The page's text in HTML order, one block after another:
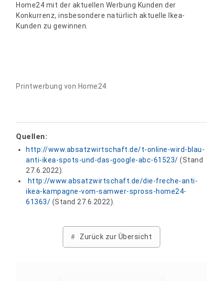
Home24 mit der aktuellen Werbung Kunden der
Konkurrenz, insbesondere natürlich aktuelle Ikea-
Kunden zu gewinnen.
Printwerbung von Home24
Quellen:
http://www.absatzwirtschaft.de/t-online-wird-blau-
anti-ikea-spots-und-das-google-abc-61523/ (Stand
27.6.2022).
http://www.absatzwirtschaft.de/die-freche-anti-
ikea-kampagne-vom-samwer-spross-home24-
61363/ (Stand 27.6.2022).
Zurück zur Übersicht